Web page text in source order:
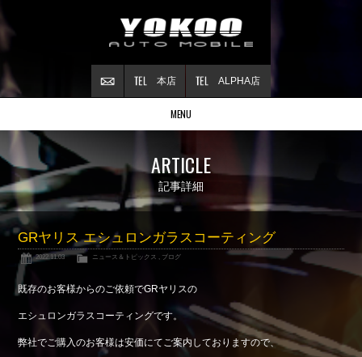
ALPHA店
本店
MENU
Stock list
在庫情報
Contract
ご成約情報
About NSX
NSXについて
Reflesh Plan
買取査定
Blog
ARTICLE
記事詳細
GRヤリス エシュロンガラスコーティング
2022.11.03 ニュース＆トピックス , ブログ
既存のお客様からのご依頼でGRヤリスの
エシュロンガラスコーティングです。
弊社でご購入のお客様は安価にてご案内しておりますので、